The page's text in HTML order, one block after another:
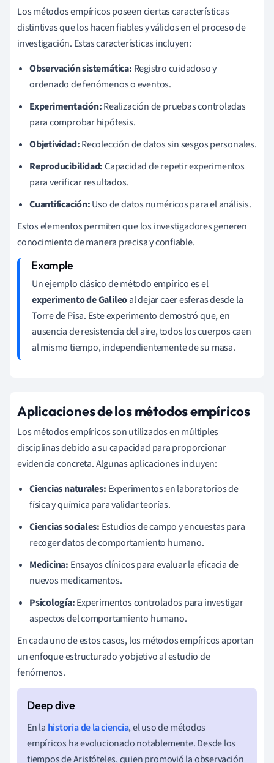
Los métodos empíricos poseen ciertas características
distintivas que los hacen fiables y válidos en el proceso de
investigación. Estas características incluyen:
Observación sistemática: Registro cuidadoso y
ordenado de fenómenos o eventos.
Experimentación:Realización de pruebas controladas
para comprobar hipótesis.
Objetividad:Recolección de datos sin sesgos personales.
Reproducibilidad:Capacidad de repetir experimentos
para verificar resultados.
Cuantificación:Uso de datos numéricos para el análisis.
Estos elementos permiten que los investigadores generen
conocimiento de manera precisa y confiable.
Un ejemplo clásico de método empírico es el
experimento de Galileoal dejar caer esferas desde la
Torre de Pisa. Este experimento demostró que, en
ausencia de resistencia del aire, todos los cuerpos caen
al mismo tiempo, independientemente de su masa.
Aplicaciones de los métodos empíricos
Los métodos empíricos son utilizados en múltiples
disciplinas debido a su capacidad para proporcionar
evidencia concreta. Algunas aplicaciones incluyen:
Ciencias naturales: Experimentos en laboratorios de
física y química para validar teorías.
Ciencias sociales: Estudios de campo y encuestas para
recoger datos de comportamiento humano.
Medicina: Ensayos clínicos para evaluar la eficacia de
nuevos medicamentos.
Psicología:Experimentos controlados para investigar
aspectos del comportamiento humano.
En cada uno de estos casos, los métodos empíricos aportan
un enfoque estructurado y objetivo al estudio de
fenómenos.
En la historia de la ciencia, el uso de métodos
empíricos ha evolucionado notablemente. Desde los
tiempos de Aristóteles, quien promovió la observación